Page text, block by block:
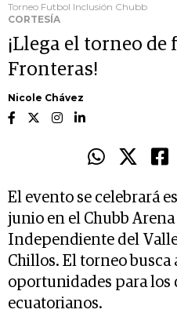
Torneo Futbol Inclusión Chubb
CORTESÍA
¡Llega el torneo
Fronteras!
Nicole Chávez
El evento se celebrará
junio en el Chubb
Independiente del
Chillos. El torneo busca
oportunidades para los
ecuatorianos.